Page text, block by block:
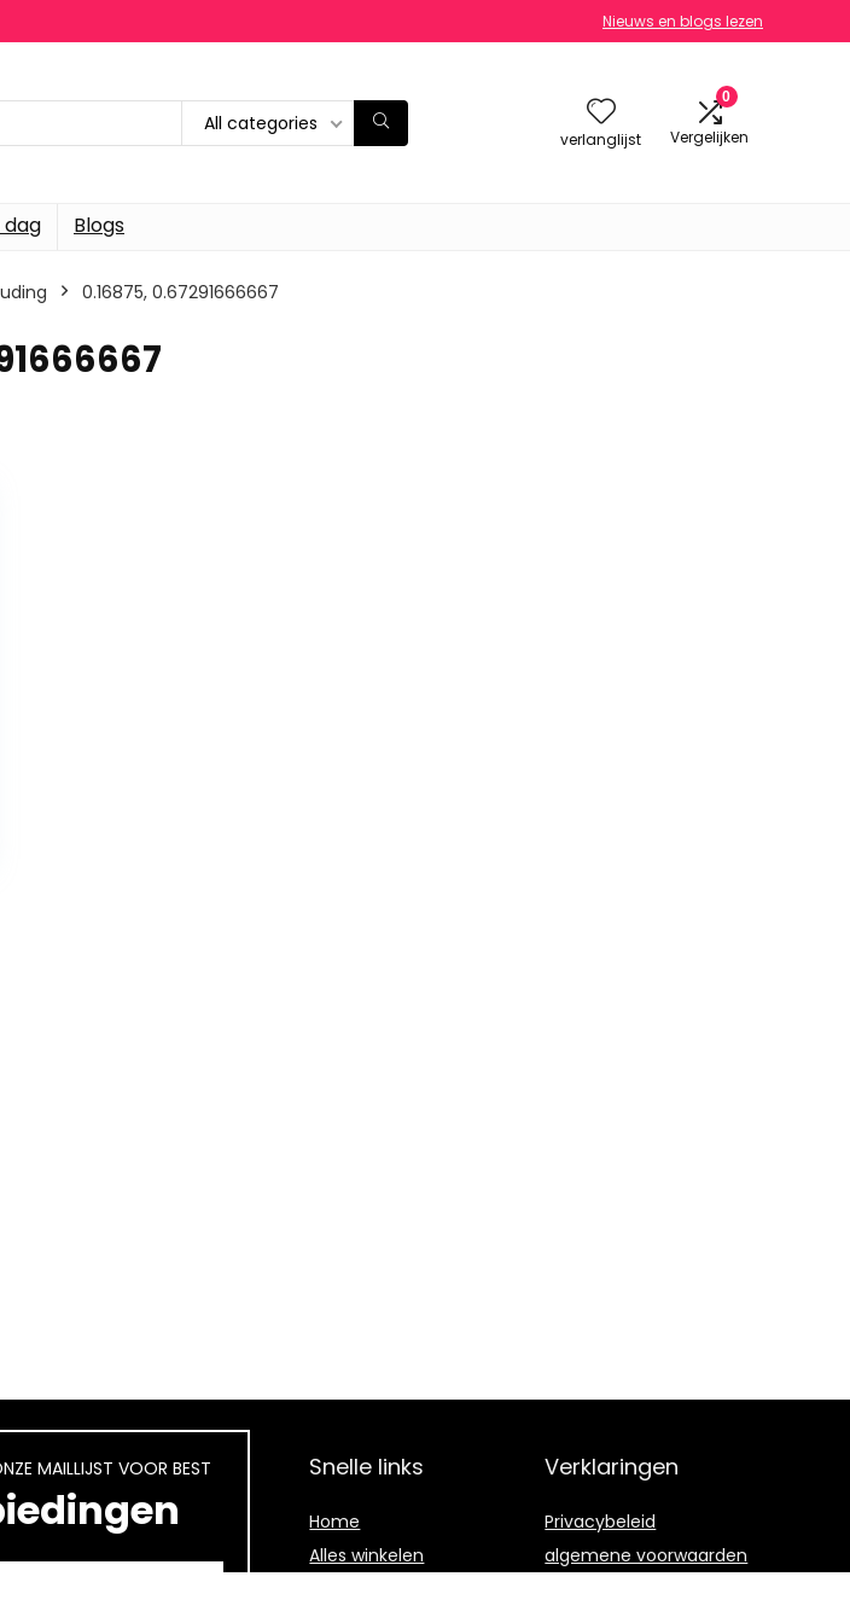
Nieuws en blogs lezen
All categories
verlanglijst
0
Vergelijken
dag Blogs
‎0.16875, 0.67291666667
MAILLIJST VOOR BEST Snelle links
Home
Alles winkelen
Verklaringen
Privacybeleid
algemene voorwaarden